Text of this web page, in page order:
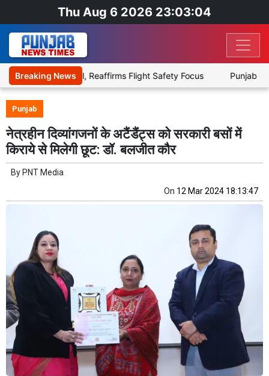
Thu Aug 6 2026 23:03:05
Breaking News
Aviation Fuel, Reaffirms Flight Safety Focus Punjab Govt
Punjab
नेत्रहीन दिव्यांगजनों के अटैंडैंट्स को सरकारी बसों में
किराये से मिलेगी छूट: डॉ. बलजीत कौर
By PNT Media
On 12 Mar 2024 18:13:47